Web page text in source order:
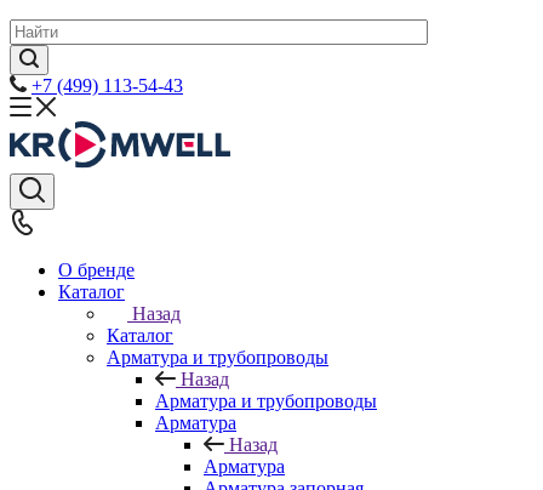
+7 (499) 113-54-43
О бренде
Каталог
Назад
Каталог
Арматура и трубопроводы
Назад
Арматура и трубопроводы
Арматура
Назад
Арматура